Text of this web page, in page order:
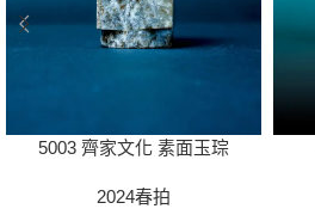
5003 齊家文化 素面玉琮
2024春拍